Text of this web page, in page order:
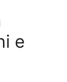
e